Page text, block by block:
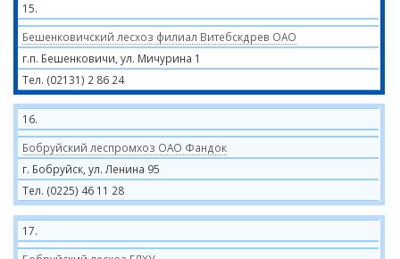
15.
Бешенковичский лесхоз филиал Витебскдрев ОАО
г.п. Бешенковичи, ул. Мичурина 1
Тел. (02131) 2 86 24
16.
Бобруйский леспромхоз ОАО Фандок
г. Бобруйск, ул. Ленина 95
Тел. (0225) 46 11 28
17.